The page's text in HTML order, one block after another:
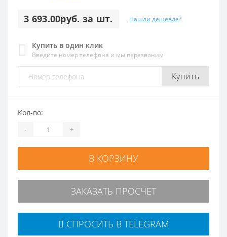
3 693.00руб. за шт. Нашли дешевле?
Купить в один клик
Введите номер телефона и мы перезвоним
Купить
Кол-во:
- +
В КОРЗИНУ
ЗАКАЗАТЬ ПРОСЧЕТ
СПРОСИТЬ В TELEGRAM